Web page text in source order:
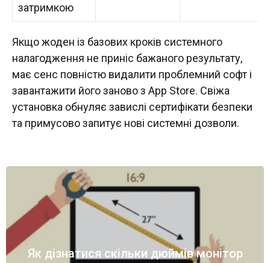
затримкою
Якщо жоден із базових кроків системного
налагодження не приніс бажаного результату,
має сенс повністю видалити проблемний софт і
завантажити його заново з App Store. Свіжа
установка обнуляє завислі сертифікати безпеки
та примусово запитує нові системні дозволи.
Як дізнатися скільки дюймів монітор